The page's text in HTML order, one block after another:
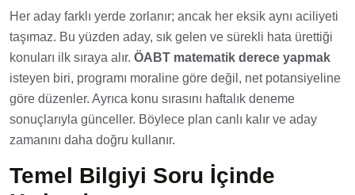
Her aday farklı yerde zorlanır; ancak her eksik aynı aciliyeti
taşımaz. Bu yüzden aday, sık gelen ve sürekli hata ürettiği
konuları ilk sıraya alır. ÖABT matematik derece yapmak
isteyen biri, programı moraline göre değil, net potansiyeline
göre düzenler. Ayrıca konu sırasını haftalık deneme
sonuçlarıyla günceller. Böylece plan canlı kalır ve aday
zamanını daha doğru kullanır.
Temel Bilgiyi Soru İçinde